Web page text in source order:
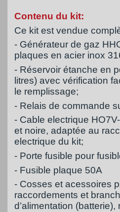
Contenu du kit:
Ce kit est vendue
- Générateur de gaz
plaques en acier inox
- Réservoir étanche en
litres) avec vérification
le remplissage;
- Relais de commande
- Cable electrique
et noire, adaptée au
electrique du kit;
- Porte fusible pour
- Fusible plaque 50A
- Cosses et acessoires
raccordements et
d’alimentation